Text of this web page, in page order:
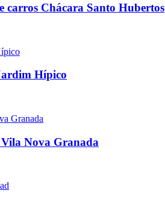
carros Chácara Santo Hubertos
Hípico
Vila Nova Granada